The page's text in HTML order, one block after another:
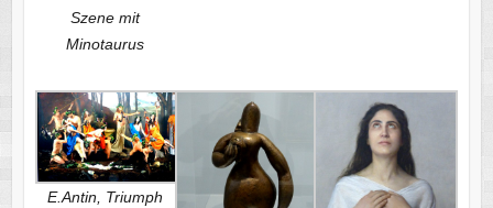
Szene mit
Minotaurus
E.Antin, Triumph